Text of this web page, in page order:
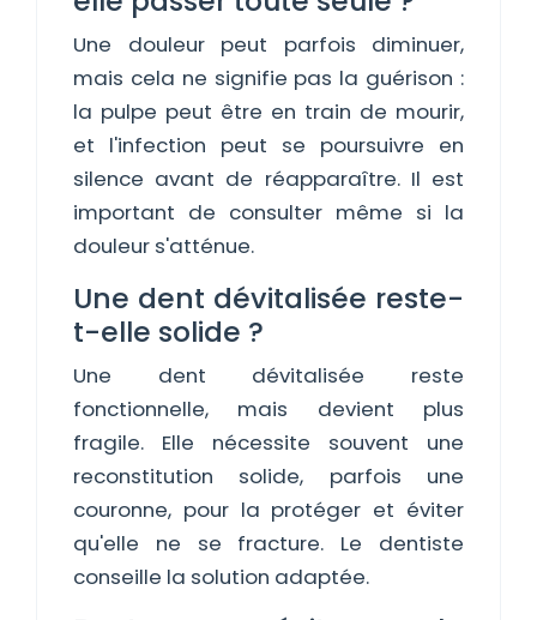
Une douleur peut parfois diminuer,
mais cela ne signifie pas la guérison :
la pulpe peut être en train de mourir,
et l'infection peut se poursuivre en
silence avant de réapparaître. Il est
important de consulter même si la
douleur s'atténue.
Une dent dévitalisée reste-
t-elle solide ?
Une dent dévitalisée reste
fonctionnelle, mais devient plus
fragile. Elle nécessite souvent une
reconstitution solide, parfois une
couronne, pour la protéger et éviter
qu'elle ne se fracture. Le dentiste
conseille la solution adaptée.